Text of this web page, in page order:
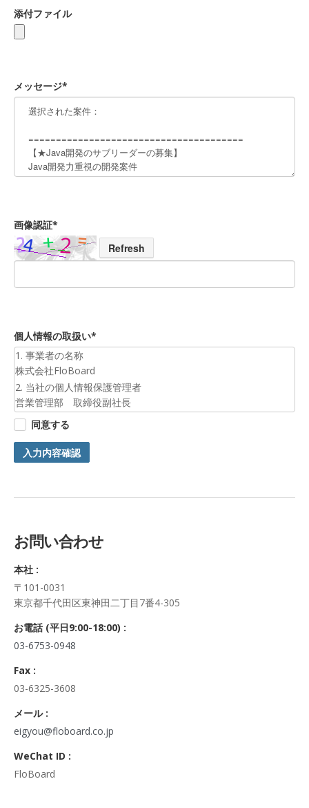
添付ファイル
メッセージ*
画像認証*
Refresh
個人情報の取扱い*
1. 事業者の名称
株式会社FloBoard
2. 当社の個人情報保護管理者
営業管理部 取締役副社長
3. 個人情報の利用目的
お預かりした個人情報は、お問合せへの対応のために利用いた
します。
4. 第三者提供について
ご入力頂く個人情報は第三者に提供しません。
正・追加・削除、利用の停止または消去、第三者への提供の停
口に申し出ることができます。
その際、弊社はご本人を確認させていただいたうえで、合理的
な期間内に対応いたします。
株式会社FloBoard 個人情報問合せ窓口
〒101-0031 東京都千代田区東神田二丁目7番4-305
メールアドレス: info@floboard.co.jp TEL: 03-6753-0948
ールデンウィークを除く)
6. 個人情報における任意性について
個人情報のご提供は、ご本人の任意です。ただし、必須項目を
ご入力頂けない場合は本フォームをご利用頂けませんので、ご
了承ください。
同意する
入力内容確認
お問い合わせ
本社 :
〒101-0031
東京都千代田区東神田二丁目7番4-305
お電話 (平日9:00-18:00) :
03-6753-0948
Fax :
03-6325-3608
メール :
eigyou@floboard.co.jp
WeChat ID :
FloBoard